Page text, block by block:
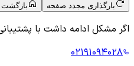
بارگذاری مجدد صفحه
اگر مشکل ادامه داشت با
۰۲۱۹۱۰۹۴۰۲۸